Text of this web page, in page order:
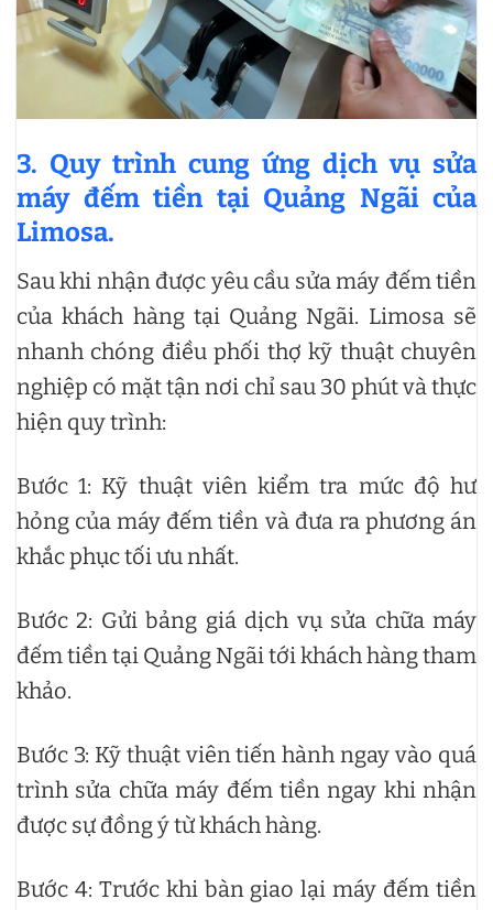
3. Quy trình cung ứng dịch vụ sửa
máy đếm tiền tại Quảng Ngãi của
Limosa.
Sau khi nhận được yêu cầu sửa máy đếm tiền
của khách hàng tại Quảng Ngãi. Limosa sẽ
nhanh chóng điều phối thợ kỹ thuật chuyên
nghiệp có mặt tận nơi chỉ sau 30 phút và thực
hiện quy trình:
Bước 1: Kỹ thuật viên kiểm tra mức độ hư
hỏng của máy đếm tiền và đưa ra phương án
khắc phục tối ưu nhất.
Bước 2: Gửi bảng giá dịch vụ sửa chữa máy
đếm tiền tại Quảng Ngãi tới khách hàng tham
khảo.
Bước 3: Kỹ thuật viên tiến hành ngay vào quá
trình sửa chữa máy đếm tiền ngay khi nhận
được sự đồng ý từ khách hàng.
Bước 4: Trước khi bàn giao lại máy đếm tiền